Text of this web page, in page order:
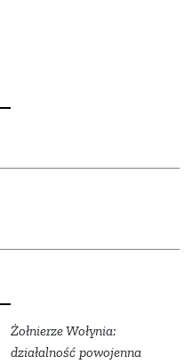
Żołnierze Wołynia:
działalność powojenna